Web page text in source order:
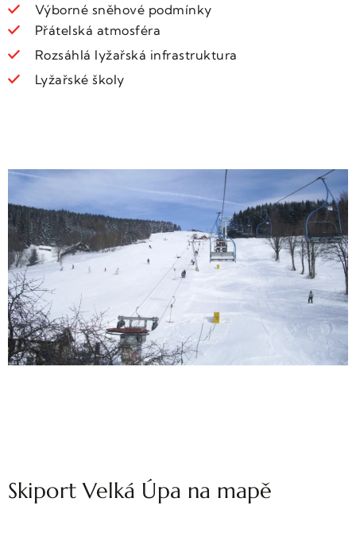
Výborné sněhové podmínky
Přátelská atmosféra
Rozsáhlá lyžařská infrastruktura
Lyžařské školy
Skiport Velká Úpa na mapě